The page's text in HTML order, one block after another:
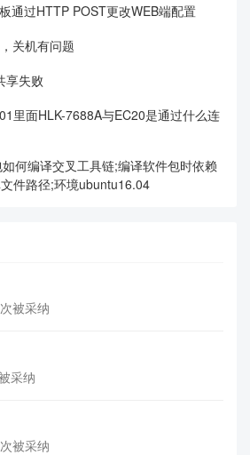
通过HTTP POST更改WEB端配置
关机有问题
享失败
里面HLK-7688A与EC20是通过什么连
何编译交叉工具链;编译软件包时依赖
件路径;环境ubuntu16.04
被采纳
采纳
被采纳